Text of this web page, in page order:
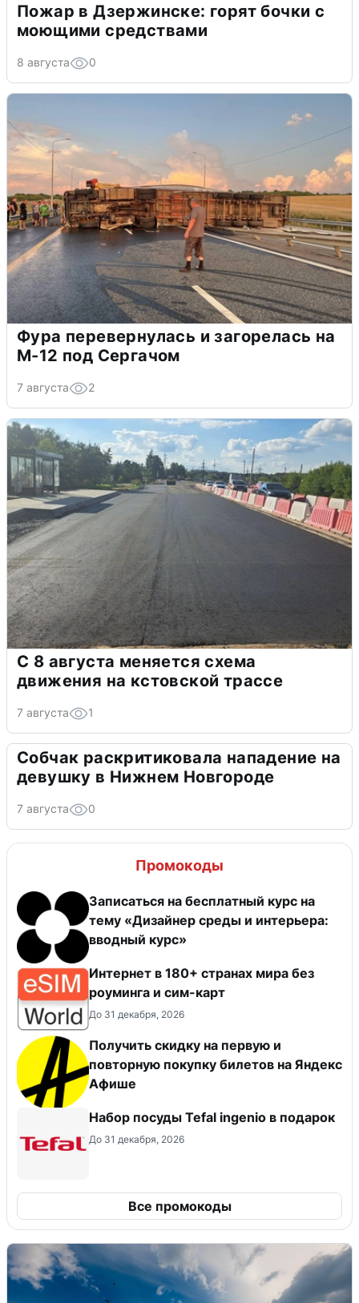
Пожар в Дзержинске: горят бочки с
моющими средствами
8 августа 0
Фура перевернулась и загорелась на
М-12 под Сергачом
7 августа 2
С 8 августа меняется схема
движения на кстовской трассе
7 августа 1
Собчак раскритиковала нападение на
девушку в Нижнем Новгороде
7 августа 0
Промокоды
Записаться на бесплатный курс на
тему «Дизайнер среды и интерьера:
вводный курс»
Интернет в 180+ странах мира без
роуминга и сим-карт
До 31 декабря, 2026
Получить скидку на первую и
повторную покупку билетов на Яндекс
Афише
Набор посуды Tefal ingenio в подарок
До 31 декабря, 2026
Все промокоды